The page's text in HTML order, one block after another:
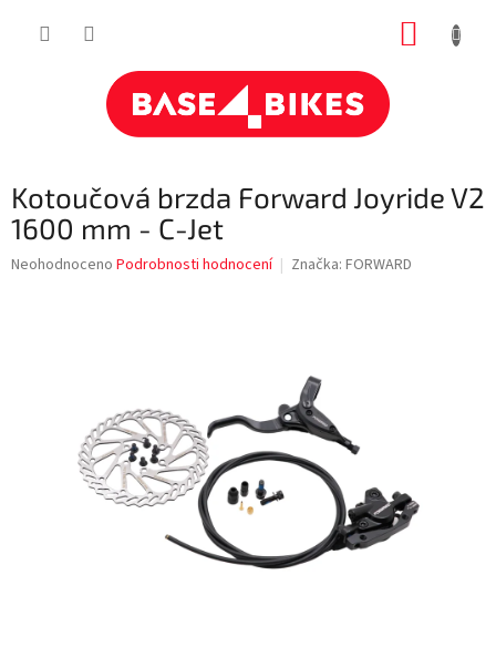
Kotoučová brzda Forward Joyride V2
1600 mm - C-Jet
Průměrné
Neohodnoceno Podrobnosti hodnocení Značka: FORWARD